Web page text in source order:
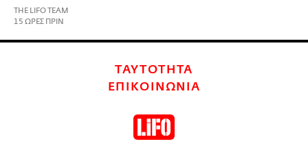
THE LIFO TEAM
15 ΩΡΕΣ ΠΡΙΝ
ΤΑΥΤΟΤΗΤΑ
ΕΠΙΚΟΙΝΩΝΙΑ